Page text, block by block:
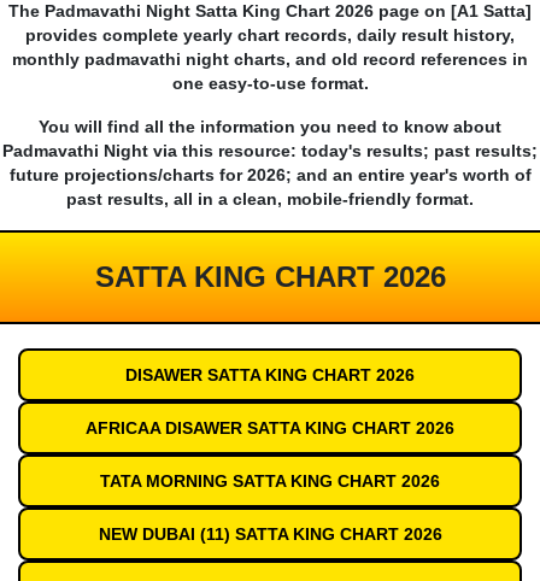
The Padmavathi Night Satta King Chart 2026 page on [A1 Satta]
provides complete yearly chart records, daily result history,
monthly padmavathi night charts, and old record references in
one easy-to-use format.
You will find all the information you need to know about
Padmavathi Night via this resource: today's results; past results;
future projections/charts for 2026; and an entire year's worth of
past results, all in a clean, mobile-friendly format.
SATTA KING CHART 2026
DISAWER SATTA KING CHART 2026
AFRICAA DISAWER SATTA KING CHART 2026
TATA MORNING SATTA KING CHART 2026
NEW DUBAI (11) SATTA KING CHART 2026